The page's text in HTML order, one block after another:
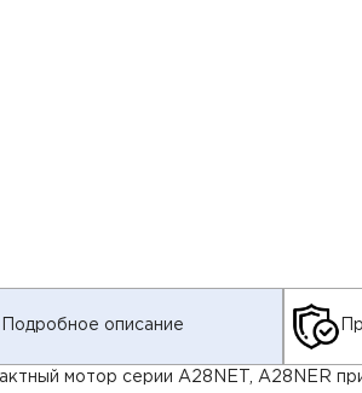
Подробное описание
мотор серии A28NET, A28NER